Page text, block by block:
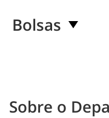
Bolsas
Sobre o